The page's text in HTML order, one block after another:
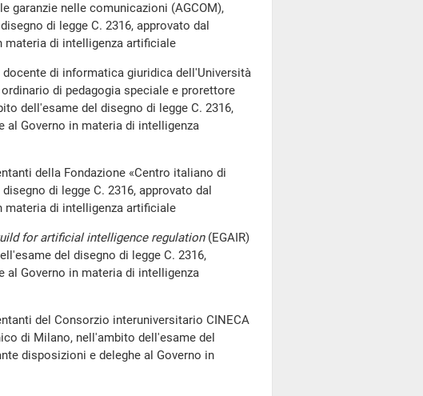
garanzie nelle comunicazioni (AGCOM),
di legge C. 2316, approvato dal
materia di intelligenza artificiale
di informatica giuridica dell'Università
di pedagogia speciale e prorettore
dell'esame del disegno di legge C. 2316,
al Governo in materia di intelligenza
della Fondazione «Centro italiano di
di legge C. 2316, approvato dal
materia di intelligenza artificiale
for artificial intelligence regulation(EGAIR)
del disegno di legge C. 2316,
al Governo in materia di intelligenza
del Consorzio interuniversitario CINECA
di Milano, nell'ambito dell'esame del
disposizioni e deleghe al Governo in